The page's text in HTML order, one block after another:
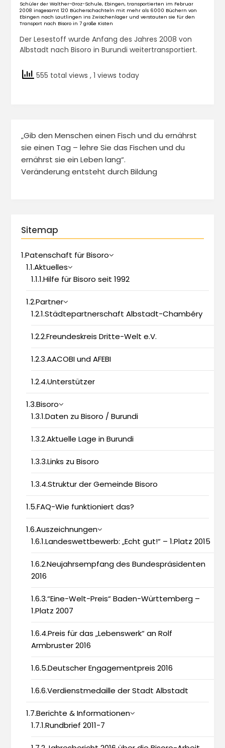
Schüler der Walther-Groz-Schule, Ebingen, transportierten im Februar
2008 insgesamt 120 Bücherschachteln mit mehr als 6000 Büchern von
Ebingen nach Lautlingen ins Zwischenlager und verstauten sie für den
Transport nach Bisoro in 7 große Kisten
Der Lesestoff wurde Anfang des Jahres 2008 von
Albstadt nach Bisoro in Burundi weitertransportiert.
555 total views , 1 views today
„Gib den Menschen einen Fisch und du ernährst
sie einen Tag – lehre Sie das Fischen und du
ernährst sie ein Leben lang“.
Veränderung entsteht durch Bildung
Sitemap
1.Patenschaft für Bisoro
1.1.Aktuelles
1.1.1.Hilfe für Bisoro seit 1992
1.2.Partner
1.2.1.Städtepartnerschaft Albstadt-Chambéry
1.2.2.Freundeskreis Dritte-Welt e.V.
1.2.3.AACOBI und AFEBI
1.2.4.Unterstützer
1.3.Bisoro
1.3.1.Daten zu Bisoro / Burundi
1.3.2.Aktuelle Lage in Burundi
1.3.3.Links zu Bisoro
1.3.4.Struktur der Gemeinde Bisoro
1.5.FAQ-Wie funktioniert das?
1.6.Auszeichnungen
1.6.1.Landeswettbewerb: „Echt gut!“ – 1.Platz 2015
1.6.2.Neujahrsempfang des Bundespräsidenten
2016
1.6.3.“Eine-Welt-Preis“ Baden-Württemberg –
1.Platz 2007
1.6.4.Preis für das „Lebenswerk“ an Rolf
Armbruster 2016
1.6.5.Deutscher Engagementpreis 2016
1.6.6.Verdienstmedaille der Stadt Albstadt
1.7.Berichte & Informationen
1.7.1.Rundbrief 2011-7